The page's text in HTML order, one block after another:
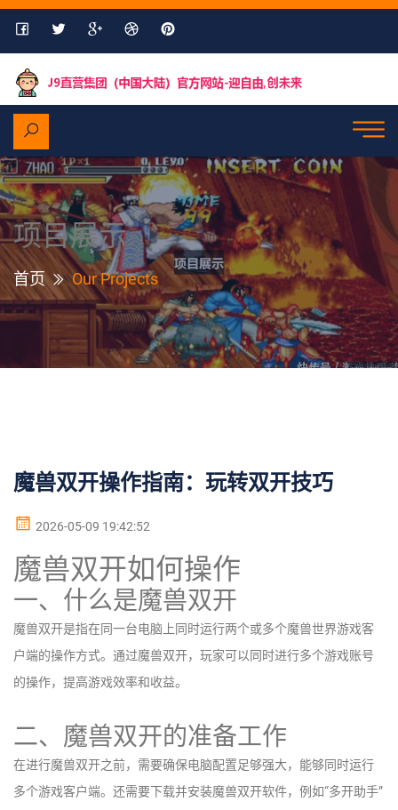
项目展示
首页 Our Projects
魔兽双开操作指南：玩转双开技巧
2026-05-09 19:42:52
魔兽双开如何操作
一、什么是魔兽双开
魔兽双开是指在同一台电脑上同时运行两个或多个魔兽世界游戏客
户端的操作方式。通过魔兽双开，玩家可以同时进行多个游戏账号
的操作，提高游戏效率和收益。
二、魔兽双开的准备工作
在进行魔兽双开之前，需要确保电脑配置足够强大，能够同时运行
多个游戏客户端。还需要下载并安装魔兽双开软件，例如“多开助手”